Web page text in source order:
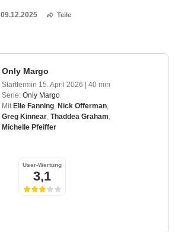
09.12.2025 Teile
Only Margo
Starttermin 15. April 2026 | 40 min
Serie: Only Margo
Mit Elle Fanning Nick Offerman
Greg Kinnear Thaddea Graham
Michelle Pfeiffer
User-Wertung
3,1